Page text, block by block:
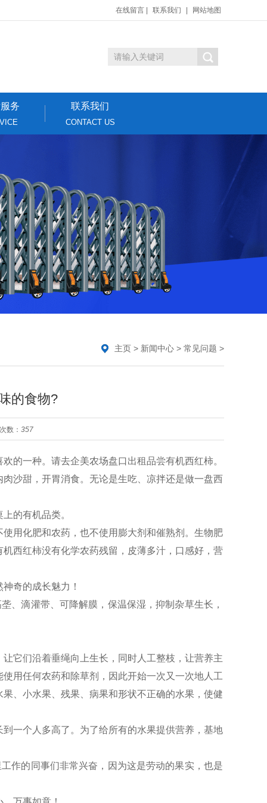
在线留言 联系我们 网站地图
务 联系我们
CONTACT US
主页 > 新闻中心 > 常见问题 >
的食物?
数： 357
的一种。请去企美农场盘口出租品尝有机西红柿。
沙甜，开胃消食。无论是生吃、凉拌还是做一盘西
的有机品类。
用化肥和农药，也不使用膨大剂和催熟剂。生物肥
西红柿没有化学农药残留，皮薄多汁，口感好，营
奇的成长魅力！
、滴灌带、可降解膜，保温保湿，抑制杂草生长，
它们沿着垂绳向上生长，同时人工整枝，让营养主
用任何农药和除草剂，因此开始一次又一次地人工
、小水果、残果、病果和形状不正确的水果，使健
一个人多高了。为了给所有的水果提供营养，基地
作的同事们非常兴奋，因为这是劳动的果实，也是